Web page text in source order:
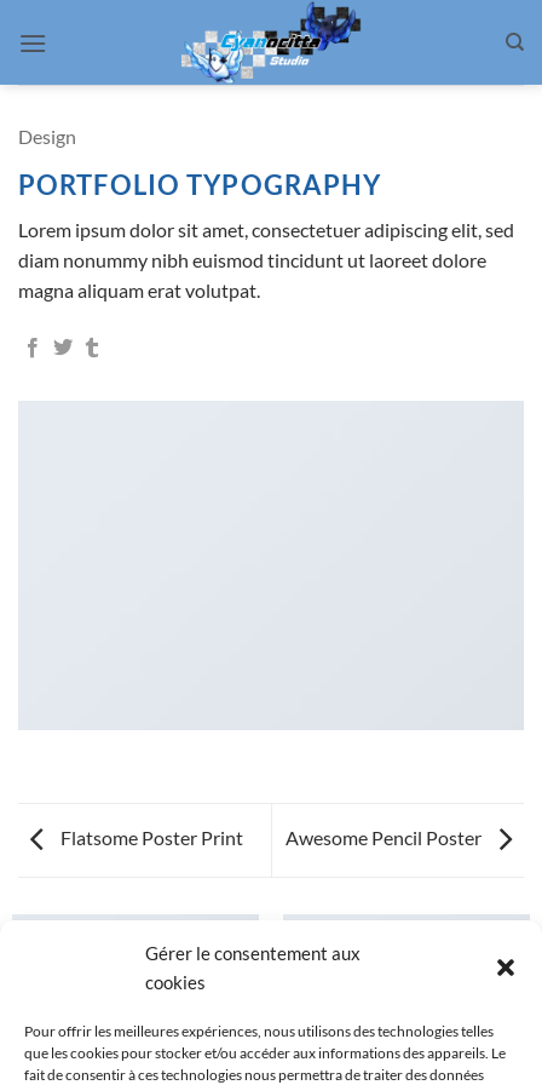
Gérer le consentement aux
cookies
Pour offrir les meilleures expériences, nous utilisons des technologies telles
que les cookies pour stocker et/ou accéder aux informations des appareils. Le
fait de consentir à ces technologies nous permettra de traiter des données
Design
PORTFOLIO TYPOGRAPHY
Lorem ipsum dolor sit amet, consectetuer adipiscing elit, sed
diam nonummy nibh euismod tincidunt ut laoreet dolore
magna aliquam erat volutpat.
Flatsome Poster Print Awesome Pencil Poster